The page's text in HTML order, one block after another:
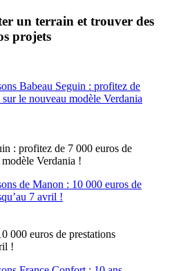
un terrain et trouver des
projets
: profitez de 7 000 euros de
Verdania !
000 euros de prestations
!